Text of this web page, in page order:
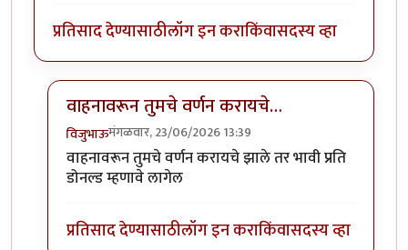
प्रतिसाद देण्यासाठीलॉग इन कराकिंवासदस्य व्हा
वाहनावरून तुमचे वर्णन करायचे…
विजुभाऊमंगळवार, 23/06/2026 13:39
In reply toमी वापरतो ती ....byगामा पैलवान
वाहनावरून तुमचे वर्णन करायचे झाले तर भावी प्रति
डोनल्ड म्हणावे लागेल
प्रतिसाद देण्यासाठीलॉग इन कराकिंवासदस्य व्हा